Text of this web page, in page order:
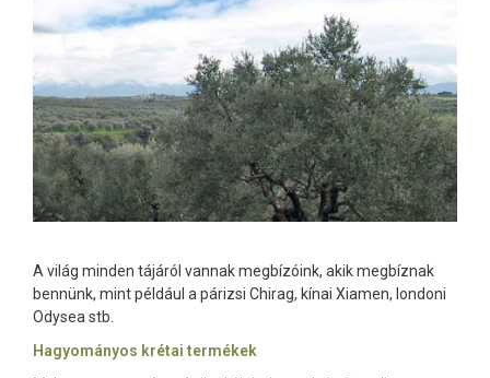
A világ minden tájáról vannak megbízóink, akik megbíznak
bennünk, mint például a párizsi Chirag, kínai Xiamen, londoni
Odysea stb.
Hagyományos krétai termékek